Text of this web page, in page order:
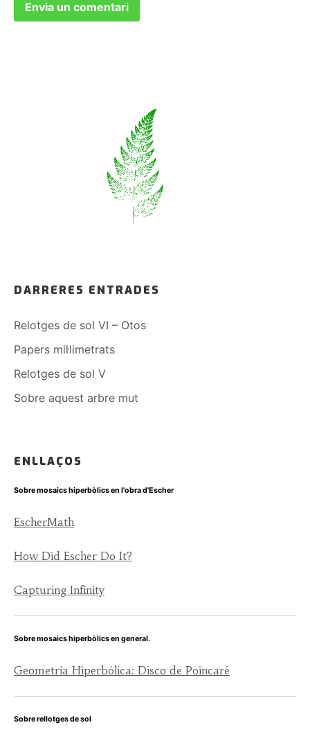
DARRERES ENTRADES
Relotges de sol VI – Otos
Papers mil·limetrats
Relotges de sol V
Sobre aquest arbre mut
ENLLAÇOS
Sobre mosaics hiperbòlics en l'obra d'Escher
EscherMath
How Did Escher Do It?
Capturing Infinity
Sobre mosaics hiperbòlics en general.
Geometría Hiperbólica: Disco de Poincaré
Sobre rellotges de sol